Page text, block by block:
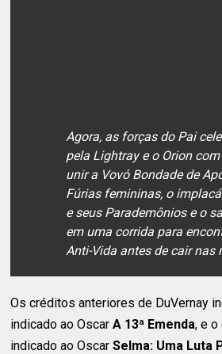
Agora, as forças do Pai
pela Lightray e o Orion
unir a Vovó Bondade de
Fúrias femininas, o
e seus Parademônios e o
em uma corrida para
Anti-Vida antes de cair nas
Os créditos anteriores de DuVernay
indicado ao OscarA 13ª Emenda, e o
indicado ao OscarSelma: Uma Luta